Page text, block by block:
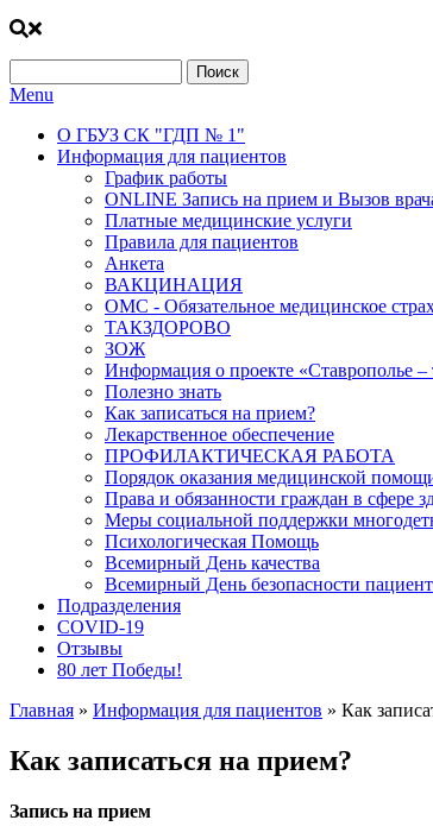
Форма поиска
Menu
О ГБУЗ СК "ГДП № 1"
Информация для пациентов
График работы
ONLINE Запись на прием и Вызов
Платные медицинские услуги
Правила для пациентов
Анкета
ВАКЦИНАЦИЯ
ОМС - Обязательное медицинское
ТАКЗДОРОВО
ЗОЖ
Информация о проекте «Ставрополье –
Полезно знать
Как записаться на прием?
Лекарственное обеспечение
ПРОФИЛАКТИЧЕСКАЯ РАБОТА
Порядок оказания медицинской
Права и обязанности граждан в сфере
Меры социальной поддержки
Психологическая Помощь
Всемирный День качества
Всемирный День безопасности
Подразделения
COVID-19
Отзывы
80 лет Победы!
Главная » Информация для пациентов » Как
Как записаться на прием?
Запись на прием